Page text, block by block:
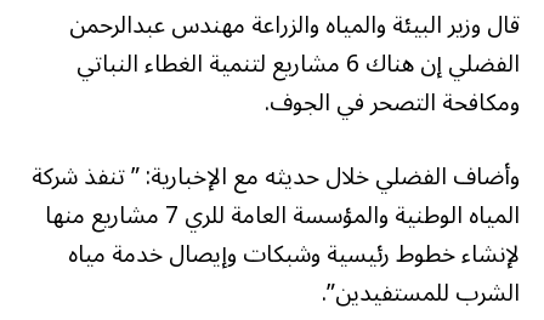
قال وزير البيئة والمياه والزراعة مهندس عبدالرحمن
الفضلي إن هناك 6 مشاريع لتنمية الغطاء النباتي
ومكافحة التصحر في الجوف.
وأضاف الفضلي خلال حديثه مع الإخبارية: ” تنفذ شركة
المياه الوطنية والمؤسسة العامة للري 7 مشاريع منها
لإنشاء خطوط رئيسية وشبكات وإيصال خدمة مياه
الشرب للمستفيدين”.